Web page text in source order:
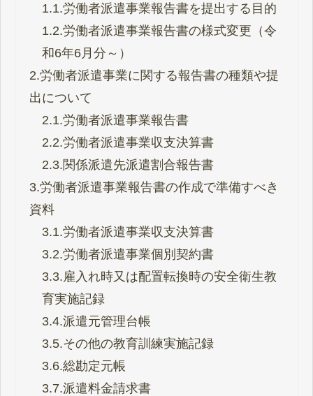
1.1.労働者派遣事業報告書を提出する目的
1.2.労働者派遣事業報告書の様式変更（令
和6年6月分～）
2.労働者派遣事業に関する報告書の種類や提
出について
2.1.労働者派遣事業報告書
2.2.労働者派遣事業収支決算書
2.3.関係派遣先派遣割合報告書
3.労働者派遣事業報告書の作成で準備すべき
資料
3.1.労働者派遣事業収支決算書
3.2.労働者派遣事業個別契約書
3.3. 雇入れ時又は配置転換時の安全衛生教
育実施記録
3.4.派遣元管理台帳
3.5.その他の教育訓練実施記録
3.6.総勘定元帳
3.7.派遣料金請求書